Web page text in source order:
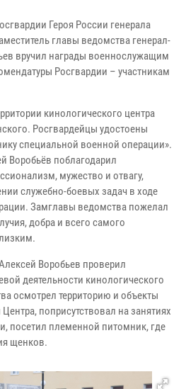
Героя России генерала
главы ведомства генерал-
вручил награды военнослужащим
Росгвардии – участникам
кинологического центра
Росгвардейцы удостоены
специальной военной операции».
Воробьёв поблагодарил
мужество и отвагу,
служебно-боевых задач в ходе
Замглавы ведомства пожелал
добра и всего самого
Воробьев проверил
деятельности кинологического
осмотрел территорию и объекты
поприсутствовал на занятиях
посетил племенной питомник, где
щенков.